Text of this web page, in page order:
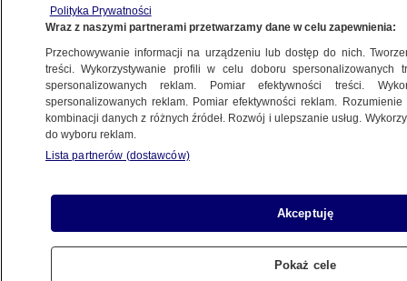
Polityka Prywatności
Wraz z naszymi partnerami przetwarzamy dane w celu zapewnienia:
Przechowywanie informacji na urządzeniu lub dostęp do nich.
treści. Wykorzystywanie profili w celu doboru spersonalizowanych
spersonalizowanych reklam. Pomiar efektywności treści.
spersonalizowanych reklam. Pomiar efektywności reklam.
kombinacji danych z różnych źródeł. Rozwój i ulepszanie usług.
do wyboru reklam.
Lista partnerów (dostawców)
Akceptuję
Pokaż cele